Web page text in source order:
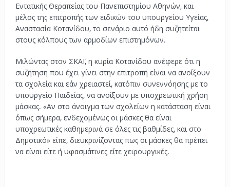
Εντατικής Θεραπείας του Πανεπιστημίου Αθηνών, και
μέλος της επιτροπής των ειδικών του υπουργείου Υγείας,
Αναστασία Κοτανίδου, το σενάριο αυτό ήδη συζητείται
στους κόλπους των αρμοδίων επιστημόνων.
Μιλώντας στον ΣΚΑΪ, η κυρία Κοτανίδου ανέφερε ότι η
συζήτηση που έχει γίνει στην επιτροπή είναι να ανοίξουν
τα σχολεία και εάν χρειαστεί, κατόπιν συνεννόησης με το
υπουργείο Παιδείας, να ανοίξουν με υποχρεωτική χρήση
μάσκας. «Αν στο άνοιγμα των σχολείων η κατάσταση είναι
όπως σήμερα, ενδεχομένως οι μάσκες θα είναι
υποχρεωτικές καθημερινά σε όλες τις βαθμίδες, και στο
Δημοτικό» είπε, διευκρινίζοντας πως οι μάσκες θα πρέπει
να είναι είτε ή υφασμάτινες είτε χειρουργικές.